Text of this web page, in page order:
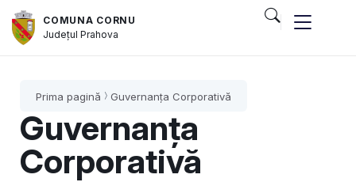
COMUNA CORNU
JudețulPrahova
Prima pagină Guvernanța Corporativă
Guvernanța
Corporativă